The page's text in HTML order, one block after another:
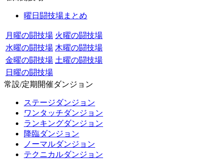
曜日闘技場まとめ
月曜の闘技場 火曜の闘技場
水曜の闘技場 木曜の闘技場
金曜の闘技場 土曜の闘技場
日曜の闘技場
常設/定期開催ダンジョン
ステージダンジョン
ワンタッチダンジョン
ランキングダンジョン
降臨ダンジョン
ノーマルダンジョン
テクニカルダンジョン